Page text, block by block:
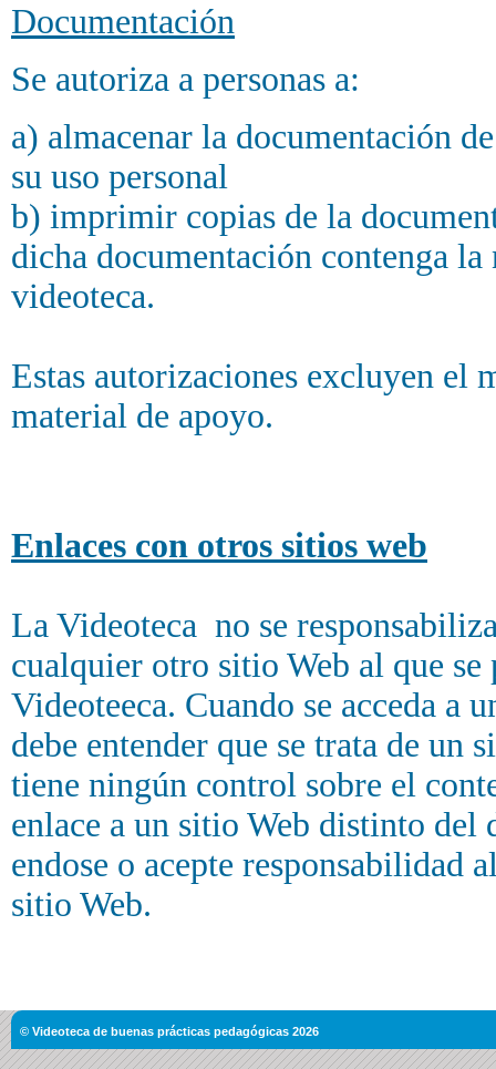
Documentación
Se autoriza a personas a:
a) almacenar la documentación
su uso personal
b) imprimir copias de la
dicha documentación contenga
videoteca.
Estas autorizaciones excluyen el
material de apoyo.
Enlaces con otros sitios web
La Videoteca no se
cualquier otro sitio Web al que se
Videoteeca. Cuando se acceda a
debe entender que se trata de un
tiene ningún control sobre el
enlace a un sitio Web distinto
endose o acepte responsabilidad
sitio Web.
© Videoteca de buenas prácticas pedagógicas 2026